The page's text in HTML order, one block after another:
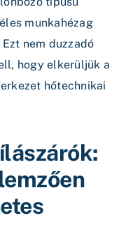
munkahézag
nem duzzadó
hogy elkerüljük a
hőtechnikai